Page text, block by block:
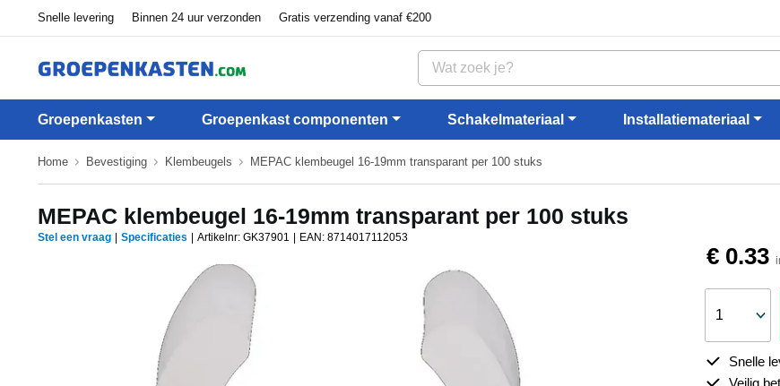
Snelle levering Binnen 24 uur verzonden Gratis verzending vanaf €200
Groepenkasten Groepenkast componenten Schakelmateriaal Installatiemateriaal
Home Bevestiging Klembeugels MEPAC klembeugel 16-19mm transparant per 100 stuks
MEPAC klembeugel 16-19mm transparant per 100 stuks
Stel een vraag Specificaties Artikelnr: GK37901 EAN: 8714017112053
€ 0.33
Snelle
Veilig